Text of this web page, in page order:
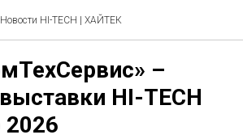
Новости HI-TECH | ХАЙТЕК
–
HI-TECH